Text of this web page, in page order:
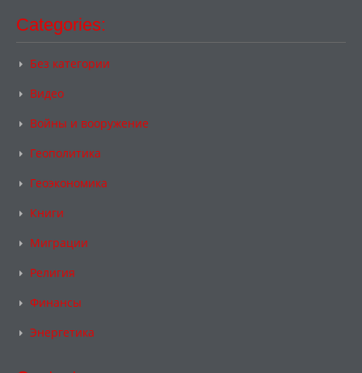
Categories:
Без категории
Видео
Войны и вооружение
Геополитика
Геоэкономика
Книги
Миграции
Религия
Финансы
Энергетика